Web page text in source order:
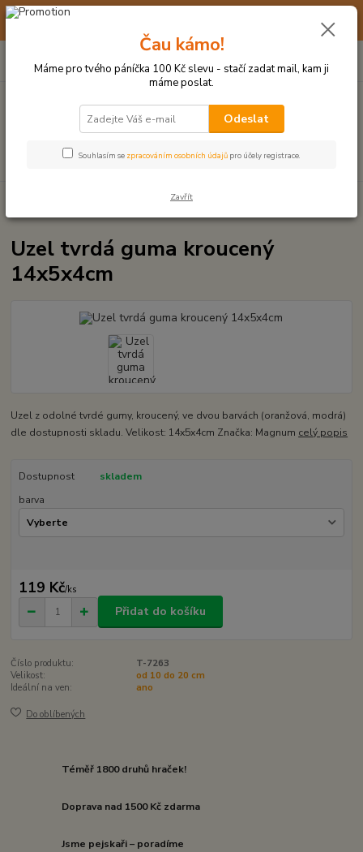
☀️ 10. - 14. SRPNA 2026 MÁME DOVOLENOU ☀️ OBJEDNÁVKY
Hledat
po–pá: 9–17 hod.
za0 Kč
HRAČKY Z TVRDÉ GUMY, PLASTU
Uzel tvrdá guma kroucený
14x5x4cm
Uzel z odolné tvrdé gumy, kroucený, ve dvou barvách (oranžová, modrá)
dle dostupnosti skladu. Velikost: 14x5x4cm Značka: Magnum celý popis
Dostupnost
skladem
barva
119 Kč/ks
Přidat do košíku
Číslo produktu:
T-7263
Velikost:
od 10 do 20 cm
Ideální na ven:
ano
Do oblíbených
Téměř 1800 druhů hraček!
Doprava nad 1500 Kč zdarma
Jsme pejskaři – poradíme
Čau kámo!
Máme pro tvého páníčka 100 Kč slevu - stačí zadat mail, kam ji
máme poslat.
Odeslat
Souhlasím se zpracováním osobních údajů pro účely registrace.
Zavřít